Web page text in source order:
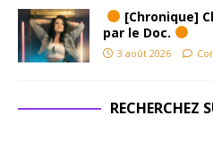
[Chronique]
par le Doc.
3 août 2026
RECHERCHEZ